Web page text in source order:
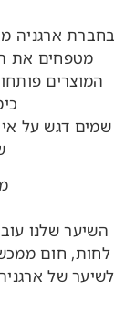
בחברת ארגניה
מטפחים את
המוצרים
שמים דגש על
השיער שלנו
לחות, חום
לשיער של